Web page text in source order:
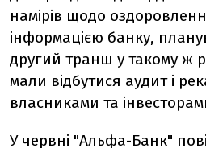
намірів щодо
інформацією банку,
другий транш у такому ж
мали відбутися аудит і
власниками та
У червні "Альфа-Банк"